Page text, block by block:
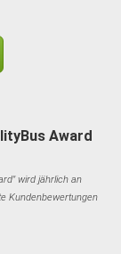
Award
wird jährlich an
Kundenbewertungen